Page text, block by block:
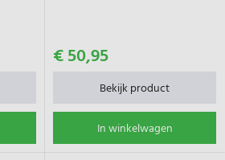
€ 50,95
Bekijk product
In winkelwagen